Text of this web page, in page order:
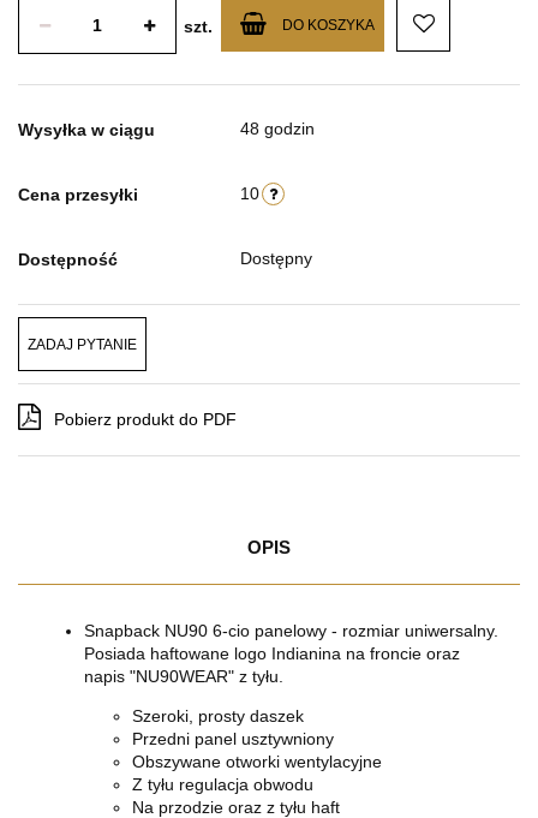
szt. DO KOSZYKA
Wysyłka w ciągu 48 godzin
Cena przesyłki 10
Dostępność Dostępny
ZADAJ PYTANIE
Pobierz produkt do PDF
OPIS
Snapback NU90 6-cio panelowy - rozmiar uniwersalny.
Posiada haftowane logo Indianina na froncie oraz
napis "NU90WEAR" z tyłu.
Szeroki, prosty daszek
Przedni panel usztywniony
Obszywane otworki wentylacyjne
Z tyłu regulacja obwodu
Na przodzie oraz z tyłu haft